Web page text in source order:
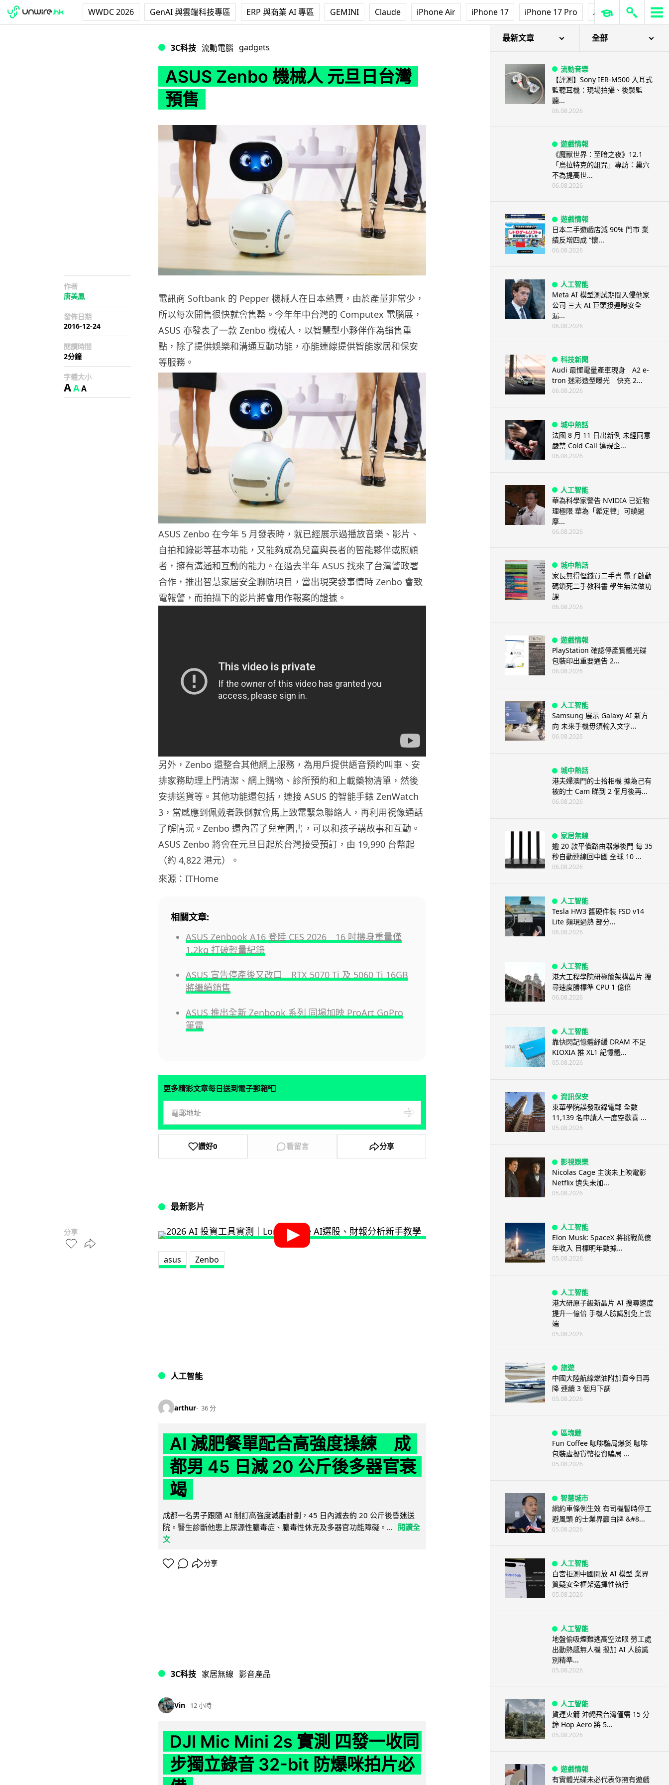
WWDC 2026 GenAI 與雲端科技專區 ERP 與商業 AI 專區 GEMINI Claude iPhone Air iPhone 17 iPhone 17 Pro AirPods Pro 3
3C科技 流動電腦 gadgets
ASUS Zenbo 機械人 元旦日台灣
預售
作者
唐美鳳
發佈日期
2016-12-24
閱讀時間
2分鐘
字體大小
AAA
分享
電訊商 Softbank 的 Pepper 機械人在日本熱賣，由於產量非常少，
所以每次開售很快就會售罄。今年年中台灣的 Computex 電腦展，
ASUS 亦發表了一款 Zenbo 機械人，以智慧型小夥伴作為銷售重
點，除了提供娛樂和溝通互動功能，亦能連線提供智能家居和保安
等服務。
ASUS Zenbo 在今年 5 月發表時，就已經展示過播放音樂、影片、
自拍和錄影等基本功能，又能夠成為兒童與長者的智能夥伴或照顧
者，擁有溝通和互動的能力。在過去半年 ASUS 找來了台灣警政署
合作，推出智慧家居安全聯防項目，當出現突發事情時 Zenbo 會致
電報警，而拍攝下的影片將會用作報案的證據。
另外，Zenbo 還整合其他網上服務，為用戶提供語音預約叫車、安
排家務助理上門清潔、網上購物、診所預約和上載藥物清單，然後
安排送貨等。其他功能還包括，連接 ASUS 的智能手錶 ZenWatch
3，當感應到佩戴者跌倒就會馬上致電緊急聯絡人，再利用視像通話
了解情況。Zenbo 還內置了兒童圖書，可以和孩子講故事和互動。
ASUS Zenbo 將會在元旦日起於台灣接受預訂，由 19,990 台幣起
（約 4,822 港元）。
來源：ITHome
相關文章:
ASUS Zenbook A16 登陸 CES 2026 16 吋機身重量僅
1.2kg 打破輕量紀錄
ASUS 宣告停產後又改口 RTX 5070 Ti 及 5060 Ti 16GB
將繼續銷售
ASUS 推出全新 Zenbook 系列 同場加映 ProArt GoPro
筆電
更多精彩文章每日送到電子郵箱📮
讚好0 看留言 分享
最新影片
asus Zenbo
人工智能
arthur 36 分
AI 減肥餐單配合高強度操練 成
都男 45 日減 20 公斤後多器官衰
竭
成都一名男子跟隨 AI 制訂高強度減脂計劃，45 日內減去約 20 公斤後昏迷送
院。醫生診斷他患上尿源性膿毒症、膿毒性休克及多器官功能障礙。...
閱讀全
文
分享
3C科技 家居無線 影音產品
Vin 12 小時
DJI Mic Mini 2s 實測 四發一收同
步獨立錄音 32-bit 防爆咪拍片必
最新文章 全部
流動音樂
【評測】Sony IER-M500 入耳式
監聽耳機：現場拍攝、後製監
聽...
06.08.2026
遊戲情報
《魔獸世界：至暗之夜》12.1
「烏拉特克的詛咒」專訪：巢穴
不為提高世...
06.08.2026
遊戲情報
日本二手遊戲店減 90% 門市 業
績反增四成 “懷...
06.08.2026
人工智能
Meta AI 模型測試期間入侵他家
公司 三大 AI 巨頭接連曝安全
漏...
06.08.2026
科技新聞
Audi 最慳電量產車現身 A2 e-
tron 迷彩造型曝光 快充 2...
06.08.2026
城中熱話
法國 8 月 11 日出新例 未經同意
嚴禁 Cold Call 違規企...
06.08.2026
人工智能
華為科學家警告 NVIDIA 已近物
理極限 華為「韜定律」可繞過
摩...
06.08.2026
城中熱話
家長無得慳錢買二手書 電子啟動
碼鎖死二手教科書 學生無法做功
課
06.08.2026
遊戲情報
PlayStation 確認停產實體光碟
包裝印出重要通告 2...
06.08.2026
人工智能
Samsung 展示 Galaxy AI 新方
向 未來手機毋須輸入文字...
06.08.2026
城中熱話
港夫婦澳門的士拾相機 據為己有
被的士 Cam 睇到 2 個月後再...
06.08.2026
家居無線
逾 20 款平價路由器爆後門 每 35
秒自動連線回中國 全球 10 ...
06.08.2026
人工智能
Tesla HW3 舊硬件裝 FSD v14
Lite 頻現過熱 部分...
06.08.2026
人工智能
港大工程學院研極簡架構晶片 搜
尋速度勝標準 CPU 1 億倍
06.08.2026
人工智能
靠快閃記憶體紓緩 DRAM 不足
KIOXIA 推 XL1 記憶體...
05.08.2026
資訊保安
東華學院誤發取錄電郵 全數
11,139 名申請人一度空歡喜 ...
05.08.2026
影視娛樂
Nicolas Cage 主演未上映電影
Netflix 遺失未加...
05.08.2026
人工智能
Elon Musk: SpaceX 將挑戰萬億
年收入 目標明年數據...
05.08.2026
人工智能
港大研原子級新晶片 AI 搜尋速度
提升一億倍 手機人臉識別免上雲
端
05.08.2026
旅遊
中國大陸航線燃油附加費今日再
降 連續 3 個月下調
05.08.2026
區塊鏈
Fun Coffee 咖啡騙局爆煲 咖啡
包裝虛擬貨幣投資騙局 ...
05.08.2026
智慧城市
網約車條例生效 有司機暫時停工
避風頭 的士業界籲白牌 &#8...
05.08.2026
人工智能
白宮拒測中國開放 AI 模型 業界
質疑安全框架選擇性執行
05.08.2026
人工智能
地盤偷吸煙難逃高空法眼 勞工處
出動熱感無人機 擬加 AI 人臉識
別精準...
05.08.2026
人工智能
貨運火箭 沖繩飛台灣僅需 15 分
鐘 Hop Aero 將 5...
05.08.2026
遊戲情報
有實體光碟未必代表你擁有遊戲